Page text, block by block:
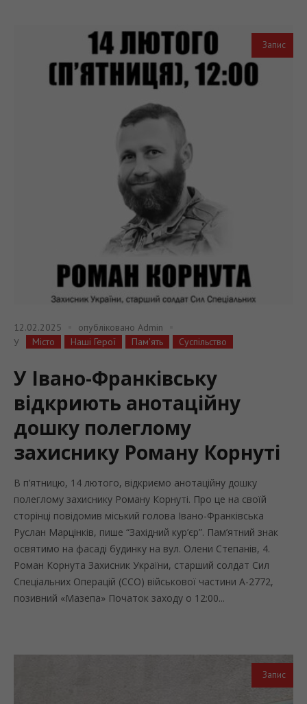
Запис
12.02.2025 опубліковано Admin
У
Місто Наші Герої Пам'ять Суспільство
У Івано-Франківську
відкриють анотаційну
дошку полеглому
захиснику Роману Корнуті
В п’ятницю, 14 лютого, відкриємо анотаційну дошку
полеглому захиснику Роману Корнуті. Про це на своїй
сторінці повідомив міський голова Івано-Франківська
Руслан Марцінків, пише “Західний кур’єр”. Пам’ятний знак
освятимо на фасаді будинку на вул. Олени Степанів, 4.
Роман Корнута Захисник України, старший солдат Сил
Спеціальних Операцій (ССО) військової частини А-2772,
позивний «Мазепа» Початок заходу о 12:00...
Запис